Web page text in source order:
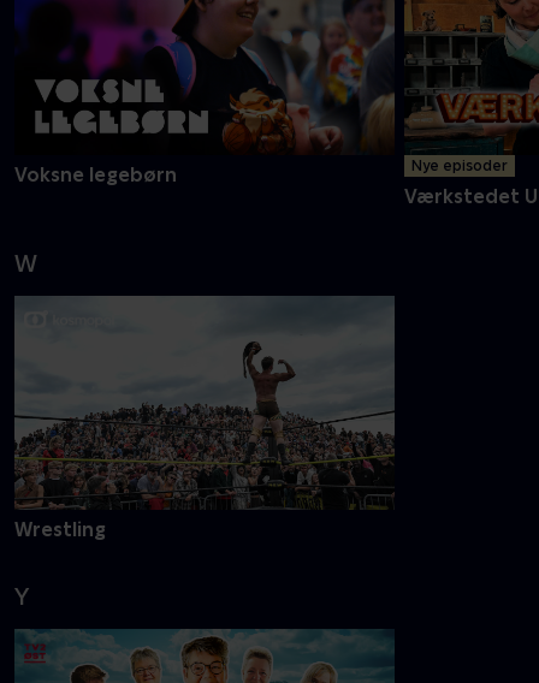
Voksne legebørn Nye episoder
Værkstedet
W
Wrestling
Y